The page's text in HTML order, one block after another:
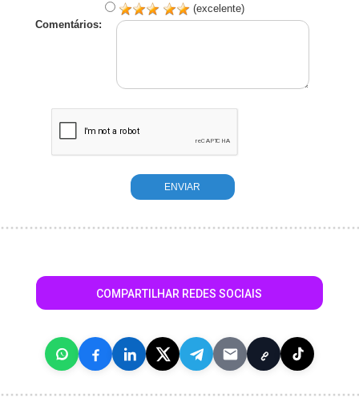
(excelente)
Comentários:
COMPARTILHAR REDES SOCIAIS